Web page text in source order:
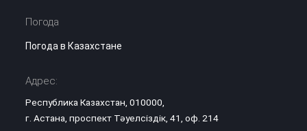
Погода
Погода в Казахстане
Адрес:
Республика Казахстан, 010000,
г. Астана, проспект Тәуелсіздік, 41, оф. 214